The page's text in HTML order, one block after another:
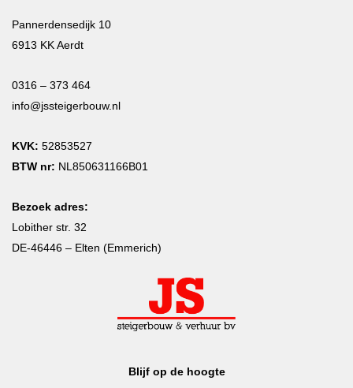
Blijf op de hoogte
Pannerdensedijk 10
6913 KK Aerdt
0316 – 373 464
info@jssteigerbouw.nl
KVK: 52853527
BTW nr: NL850631166B01
Bezoek adres:
Lobither str. 32
DE-46446 – Elten (Emmerich)